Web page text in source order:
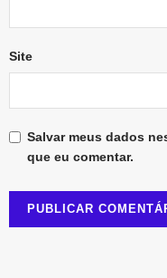
Site
Salvar meus dados
que eu comentar.